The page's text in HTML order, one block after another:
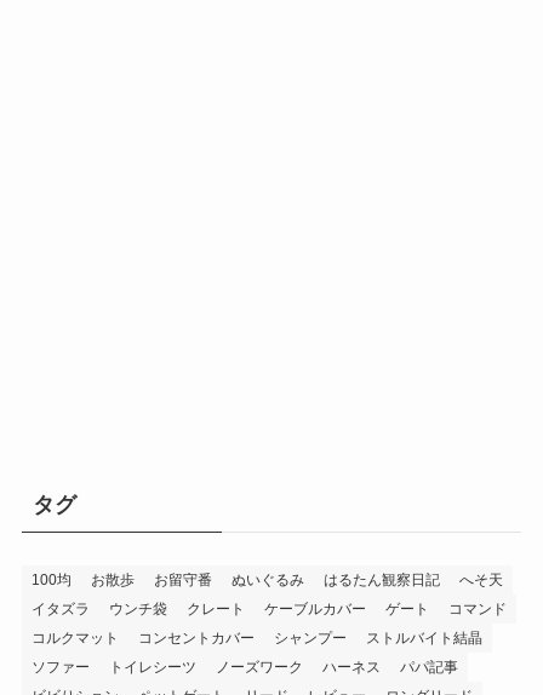
タグ
100均 お散歩 お留守番 ぬいぐるみ はるたん観察日記
へそ天
イタズラ
ウンチ袋 クレート ケーブルカバー ゲート
コマンド
コルクマット
コンセントカバー シャンプー
ストルバイト結晶
ソファー
トイレシーツ ノーズワーク ハーネス
パパ記事